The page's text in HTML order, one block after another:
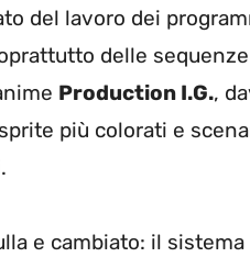
del lavoro dei
delle
Production I.G.,
più colorati e
e cambiato: il